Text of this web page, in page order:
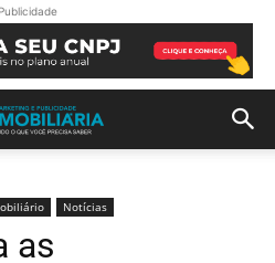
Publicidade
Notícias
as